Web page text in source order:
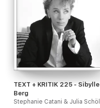
TEXT + KRITIK 225 - Sibylle
Berg
Stephanie Catani & Julia Schöll